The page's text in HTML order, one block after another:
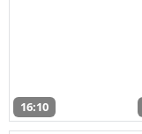
16:10